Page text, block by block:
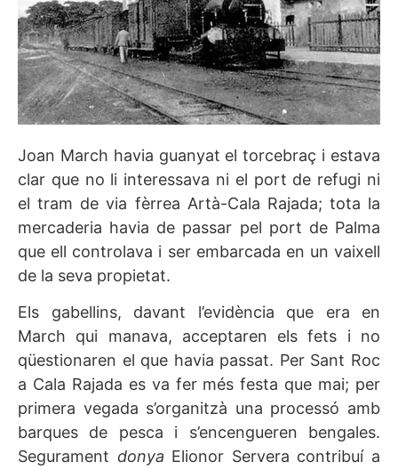
Joan March havia guanyat el torcebraç i estava
clar que no li interessava ni el port de refugi ni
el tram de via fèrrea Artà-Cala Rajada; tota la
mercaderia havia de passar pel port de Palma
que ell controlava i ser embarcada en un vaixell
de la seva propietat.
Els gabellins, davant l’evidència que era en
March qui manava, acceptaren els fets i no
qüestionaren el que havia passat. Per Sant Roc
a Cala Rajada es va fer més festa que mai; per
primera vegada s’organitzà una processó amb
barques de pesca i s’encengueren bengales.
Segurament donya Elionor Servera contribuí a